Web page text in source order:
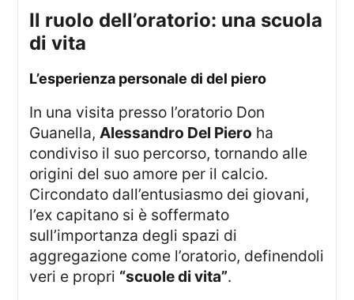
il ruolo dell’oratorio: una scuola
di vita
l’esperienza personale di del piero
In una visita presso l’oratorio Don
Guanella,Alessandro Del Piero ha
condiviso il suo percorso, tornando alle
origini del suo amore per il calcio.
Circondato dall’entusiasmo dei giovani,
l’ex capitano si è soffermato
sull’importanza degli spazi di
aggregazione come l’oratorio, definendoli
veri e propri “scuole di vita”.